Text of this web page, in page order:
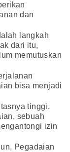
dan
langkah
dari itu,
memutuskan
bisa menjadi
tinggi.
sebuah
izin
Pegadaian